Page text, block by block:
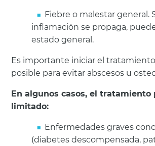
Fiebre o malestar general.
inflamación se propaga,
estado general.
Es importante iniciar el
posible para evitar abscesos u
En algunos casos, el tratamiento
limitado:
Enfermedades graves
(diabetes descompensada,